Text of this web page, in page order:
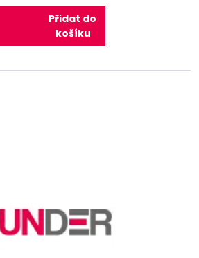
Přidat do
košíku